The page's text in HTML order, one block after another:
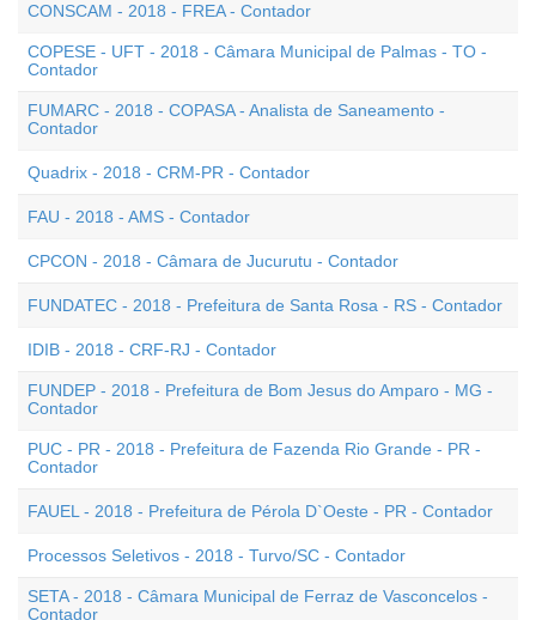
CONSCAM - 2018 - FREA - Contador
COPESE - UFT - 2018 - Câmara Municipal de Palmas - TO -
Contador
FUMARC - 2018 - COPASA - Analista de Saneamento -
Contador
Quadrix - 2018 - CRM-PR - Contador
FAU - 2018 - AMS - Contador
CPCON - 2018 - Câmara de Jucurutu - Contador
FUNDATEC - 2018 - Prefeitura de Santa Rosa - RS - Contador
IDIB - 2018 - CRF-RJ - Contador
FUNDEP - 2018 - Prefeitura de Bom Jesus do Amparo - MG -
Contador
PUC - PR - 2018 - Prefeitura de Fazenda Rio Grande - PR -
Contador
FAUEL - 2018 - Prefeitura de Pérola D`Oeste - PR - Contador
Processos Seletivos - 2018 - Turvo/SC - Contador
SETA - 2018 - Câmara Municipal de Ferraz de Vasconcelos -
Contador